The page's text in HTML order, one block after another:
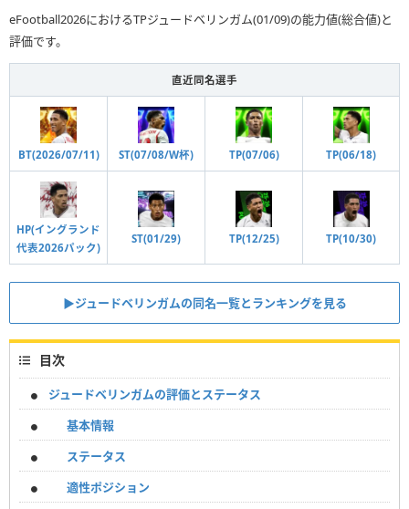
eFootball2026におけるTPジュードベリンガム(01/09)の能力値(総合値)と
評価です。
直近同名選手
BT(2026/07/11) ST(07/08/W杯) TP(07/06) TP(06/18)
HP(イングランド
代表2026パック)
ST(01/29) TP(12/25) TP(10/30)
▶︎ジュードベリンガムの同名一覧とランキングを見る
目次
ジュードベリンガムの評価とステータス
基本情報
ステータス
適性ポジション